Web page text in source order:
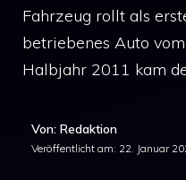
Fahrzeug rollt als
betriebenes Auto
Halbjahr 2011 kam
Von: Redaktion
Veröffentlicht am: 22. Januar